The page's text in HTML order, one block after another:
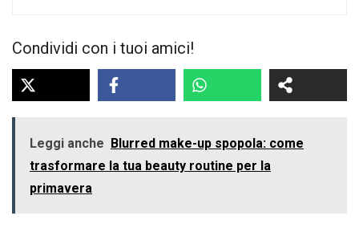
Condividi con i tuoi amici!
Leggi anche Blurred make-up spopola: come
trasformare la tua beauty routine per la
primavera